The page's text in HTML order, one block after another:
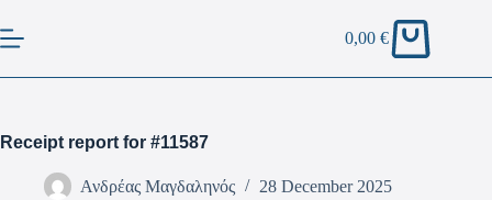
0,00€
Receipt report for #11587
Ανδρέας Μαγδαληνός 28 December 2025